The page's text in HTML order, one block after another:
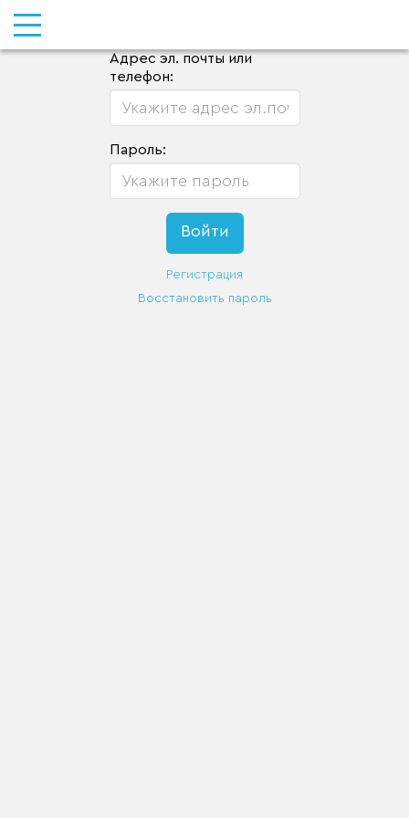
Адрес эл. почты или
телефон:
Пароль:
Регистрация
Восстановить пароль